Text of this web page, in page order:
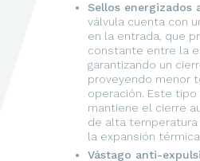
Sellos energizados
válvula cuenta con
en la entrada, que
constante entre la
garantizando un
proveyendo menor
operación. Este
mantiene el cierre
de alta
la expansión
Vástago anti-